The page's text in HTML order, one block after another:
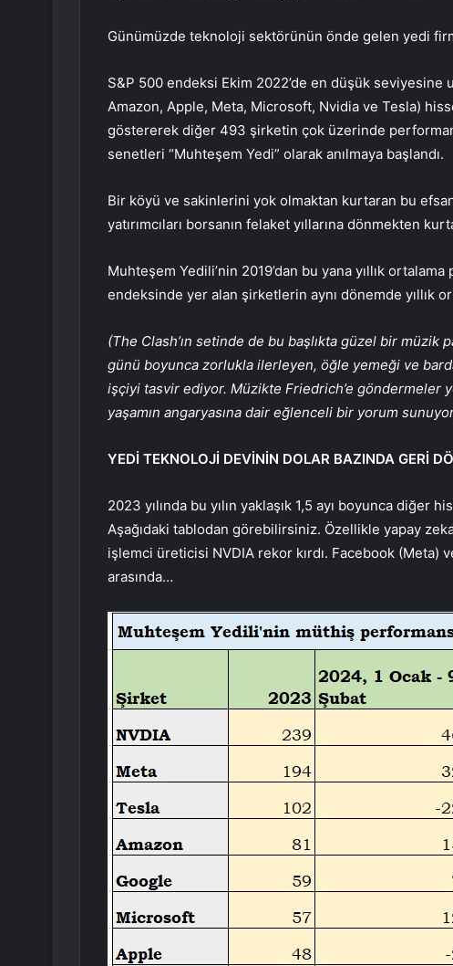
Günümüzde teknoloji sektörünün önde gelen yedi
S&P 500 endeksi Ekim 2022’de en düşük seviyesine
Amazon, Apple, Meta, Microsoft, Nvidia ve Tesla)
göstererek diğer 493 şirketin çok üzerinde
senetleri “Muhteşem Yedi” olarak anılmaya başlandı.
Bir köyü ve sakinlerini yok olmaktan kurtaran bu
yatırımcıları borsanın felaket yıllarına dönmekten
Muhteşem Yedili’nin 2019’dan bu yana yıllık
endeksinde yer alan şirketlerin aynı dönemde yıllık
(The Clash’ın setinde de bu başlıkta güzel bir müzik
günü boyunca zorlukla ilerleyen, öğle yemeği ve
işçiyi tasvir ediyor. Müzikte Friedrich’e göndermeler
yaşamın angaryasına dair eğlenceli bir yorum
YEDİ TEKNOLOJİ DEVİNİN DOLAR BAZINDA GERİ
2023 yılında bu yılın yaklaşık 1,5 ayı boyunca
Aşağıdaki tablodan görebilirsiniz. Özellikle yapay
işlemci üreticisi NVDIA rekor kırdı. Facebook
arasında…